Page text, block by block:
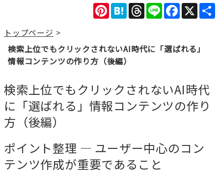
X
Facebook
Line
Threads
Hatena
Pinterest
トップページ >
検索上位でもクリックされないAI時代に「選ばれる」
情報コンテンツの作り方（後編）
検索上位でもクリックされないAI時代
に「選ばれる」情報コンテンツの作り
方（後編）
ポイント整理 — ユーザー中心のコン
テンツ作成が重要であること